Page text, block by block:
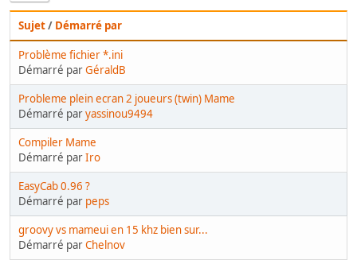
Sujet/ Démarré par
Problème fichier *.ini
Démarré parGéraldB
Probleme plein ecran 2 joueurs (twin) Mame
Démarré paryassinou9494
Compiler Mame
Démarré parIro
EasyCab 0.96 ?
Démarré par peps
groovy vs mameui en 15 khz bien sur...
Démarré parChelnov